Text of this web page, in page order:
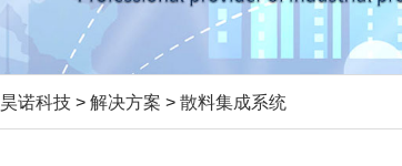
昊诺科技 > 解决方案 > 散料集成系统